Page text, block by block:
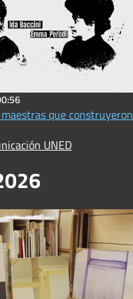
maestras que construyeron
UNED